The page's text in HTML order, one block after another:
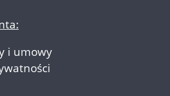
i umowy